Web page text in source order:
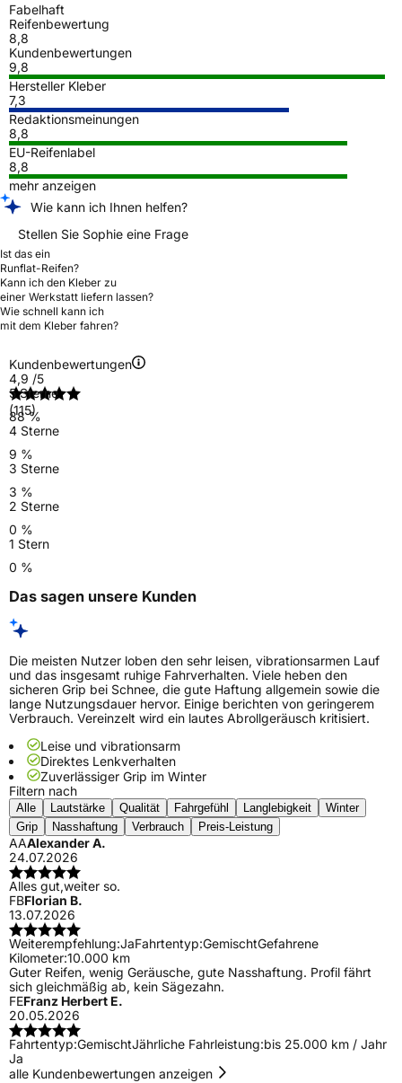
Fabelhaft
Reifenbewertung
8,8
Kundenbewertungen
9,8
Hersteller Kleber
7,3
Redaktionsmeinungen
8,8
EU-Reifenlabel
8,8
mehr anzeigen
Wie kann ich Ihnen helfen?
Stellen Sie Sophie eine Frage
Ist das ein
Runflat-Reifen?
Kann ich den Kleber zu
einer Werkstatt liefern lassen?
Wie schnell kann ich
mit dem Kleber fahren?
Kundenbewertungen
4,9 /5
(115)
5 Sterne
88 %
4 Sterne
9 %
3 Sterne
3 %
2 Sterne
0 %
1 Stern
0 %
Das sagen unsere Kunden
Die meisten Nutzer loben den sehr leisen, vibrationsarmen Lauf
und das insgesamt ruhige Fahrverhalten. Viele heben den
sicheren Grip bei Schnee, die gute Haftung allgemein sowie die
lange Nutzungsdauer hervor. Einige berichten von geringerem
Verbrauch. Vereinzelt wird ein lautes Abrollgeräusch kritisiert.
Leise und vibrationsarm
Direktes Lenkverhalten
Zuverlässiger Grip im Winter
Filtern nach
Alle Lautstärke Qualität Fahrgefühl Langlebigkeit
Winter
Grip
Nasshaftung Verbrauch Preis-Leistung
AAAlexander A.
24.07.2026
Alles gut,weiter so.
FBFlorian B.
13.07.2026
Weiterempfehlung:JaFahrtentyp:GemischtGefahrene
Kilometer:10.000 km
Guter Reifen, wenig Geräusche, gute Nasshaftung. Profil fährt
sich gleichmäßig ab, kein Sägezahn.
FEFranz Herbert E.
20.05.2026
Fahrtentyp:GemischtJährliche Fahrleistung:bis 25.000 km / Jahr
Ja
alle Kundenbewertungen anzeigen